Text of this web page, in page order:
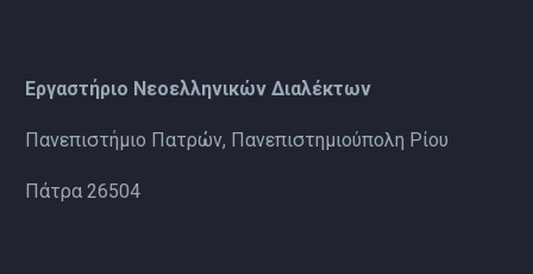
Εργαστήριο Νεοελληνικών Διαλέκτων
Πανεπιστήμιο Πατρών, Πανεπιστημιούπολη Ρίου
Πάτρα 26504